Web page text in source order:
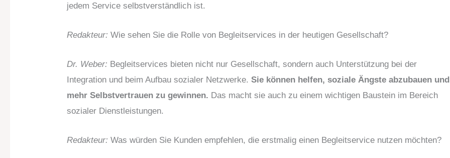
jedem Service selbstverständlich ist.
Redakteur: Wie sehen Sie die Rolle von Begleitservices in der heutigen Gesellschaft?
Dr. Weber: Begleitservices bieten nicht nur Gesellschaft, sondern auch Unterstützung bei der
Integration und beim Aufbau sozialer Netzwerke.Sie können helfen, soziale Ängste abzubauen und
mehr Selbstvertrauen zu gewinnen. Das macht sie auch zu einem wichtigen Baustein im Bereich
sozialer Dienstleistungen.
Redakteur: Was würden Sie Kunden empfehlen, die erstmalig einen Begleitservice nutzen möchten?